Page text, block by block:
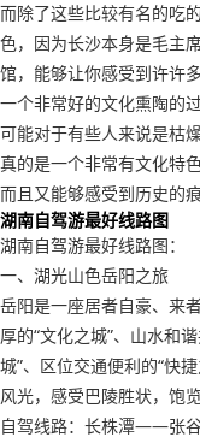
而除了这些比较有名的吃
色，因为长沙本身是毛主
馆，能够让你感受到许许
一个非常好的文化熏陶的
可能对于有些人来说是枯
真的是一个非常有文化特
而且又能够感受到历史的
湖南自驾游最好线路图
湖南自驾游最好线路图：
一、湖光山色岳阳之旅
岳阳是一座居者自豪、来
厚的“文化之城”、山水和
城”、区位交通便利的“快
风光，感受巴陵胜状，饱
自驾线路：长株潭——